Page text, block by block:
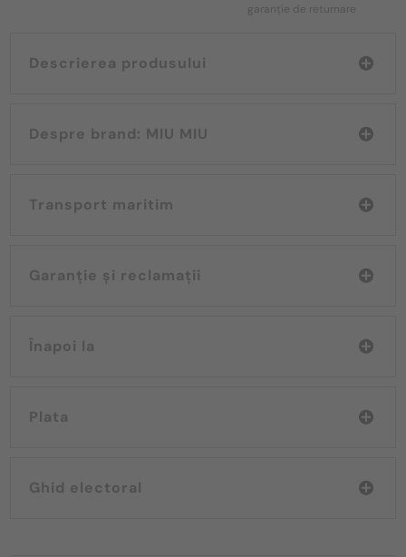
garanție de returnare
Descrierea produsului
Despre brand: MIU MIU
Transport maritim
Garanție și reclamații
Înapoi la
Plata
Ghid electoral